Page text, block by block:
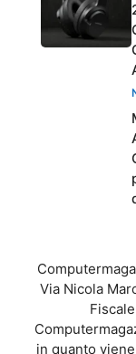
Via Nicola
in quanto